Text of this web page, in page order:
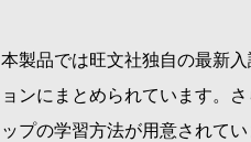
本製品では旺文社独自の最新
ョンにまとめられています。
ップの学習方法が用意されて